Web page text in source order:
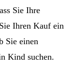
Sie Ihre
Ihren Kauf ein
Sie einen
Kind suchen.